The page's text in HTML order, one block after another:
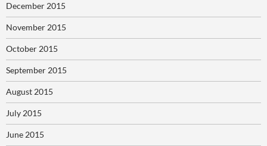
December 2015
November 2015
October 2015
September 2015
August 2015
July 2015
June 2015